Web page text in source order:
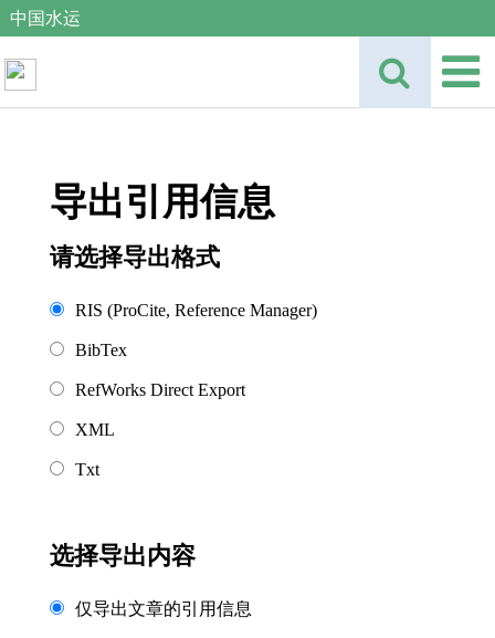
中国水运
导出引用信息
请选择导出格式
RIS (ProCite, Reference Manager)
BibTex
RefWorks Direct Export
XML
Txt
选择导出内容
仅导出文章的引用信息